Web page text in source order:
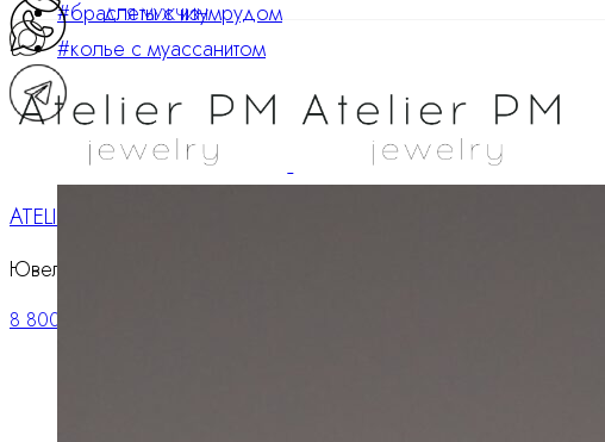
#браслеты с изумрудом
#колье с муассанитом
ATELIER PM
Ювелирные украшения
8 800 234 0217
ДЛЯ МУЖЧИН